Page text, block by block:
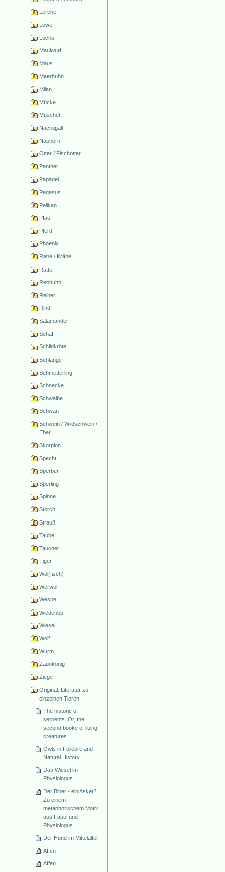
Lerche
Löwe
Luchs
Maulwurf
Maus
Meerhuhn
Milan
Mücke
Muschel
Nachtigall
Nashorn
Otter / Fischotter
Panther
Papagei
Pegasus
Pelikan
Pfau
Pferd
Phoenix
Rabe / Krähe
Ratte
Rebhuhn
Reiher
Rind
Salamander
Schaf
Schildkröte
Schlange
Schmetterling
Schnecke
Schwalbe
Schwan
Schwein / Wildschwein /
Eber
Skorpion
Specht
Sperber
Sperling
Spinne
Storch
Strauß
Taube
Taucher
Tiger
Wal(fisch)
Werwolf
Wespe
Wiedehopf
Wiesel
Wolf
Wurm
Zaunkönig
Ziege
Original: Literatur zu
einzelnen Tieren
The historie of
serpents. Or, the
second booke of liuing
creatures
Owls in Folklore and
Natural History
Das Wiesel im
Physiologus
Der Biber - ein Asket?
Zu einem
metaphorischem Motiv
aus Fabel und
Physiologus
Der Hund im Mittelalter
Affen
Affen